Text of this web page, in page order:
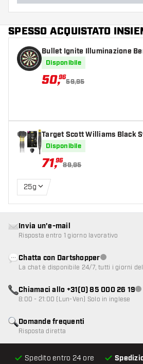
SPESSO ACQUISTATO
Bullet Ignite Illuminazione
Freccette
Disponibile
50,96
59,95
Target Scott Williams Black
int 90% Freccette Steel Darts
Disponibile
71,96
89,95
25g
Spedito entro 24 ore
Domande frequenti
Risposta diretta
Invia un'e-mail
Risposta entro 1 giorno lavorativo
Chatta con DartshopperServizio
La chat è disponibile 24/7, tutti i giorni
Chiamaci allo +31(0) 85 000 26 19
8:00 - 21:00 (Lun-Ven) Solo in inglese